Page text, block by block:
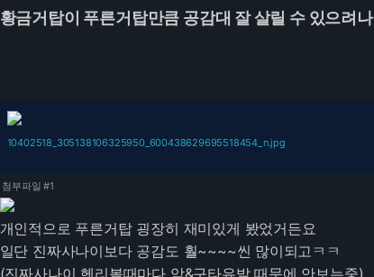
황금거탑이 푸른거탑만큼 공감대 잘 살릴 수 있으려나
10402518_305138106325950_600438629695518454_n.jpg
첨부파일 #1
개인적으로 푸른거탑 굉장히 재미있게 봤었거든요
일단 진짜사나이보다 공감도 훨~~~~씬 많이되고ㅋㅋ
(진짜사나이 헨리볼때마다 암&구타유발 때문에 안보는중)